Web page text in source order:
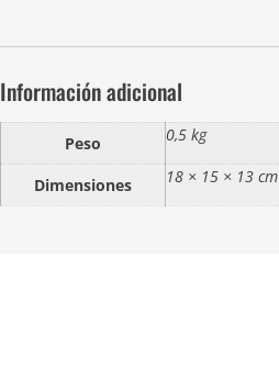
Información adicional
Peso 0,5 kg
Dimensiones 18 × 15 × 13 cm